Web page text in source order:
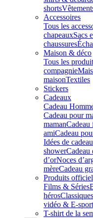
shorts
Accessoires
Tous les
chapeauxSacs
chaussures
Maison & déco
Tous les
compagnie
maisonTextiles
Stickers
Cadeaux
Cadeau
Cadeau pour
mamanCadeau
amiCadeau
Idées de
showerCadeau
d’orNoces
mèreCadeau
Produits
Films & Séries
héros
vidéo & E-
T-shirt de la